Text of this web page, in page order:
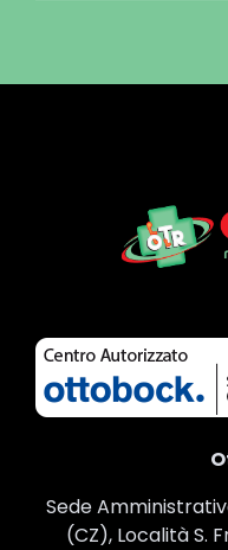
Sede
(CZ), Località S.